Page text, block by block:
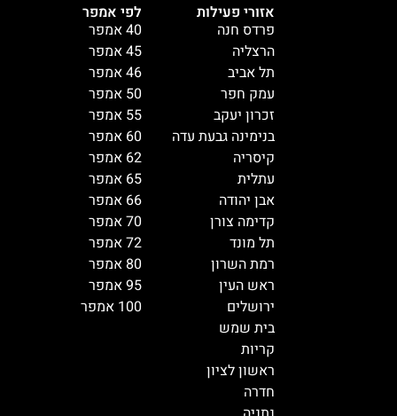
לפי אמפר
40 אמפר
45 אמפר
46 אמפר
50 אמפר
55 אמפר
60 אמפר
62 אמפר
65 אמפר
66 אמפר
70 אמפר
72 אמפר
80 אמפר
95 אמפר
100 אמפר
אזורי פעילות
פרדס חנה
הרצליה
תל אביב
עמק חפר
זכרון יעקב
בנימינה גבעת עדה
קיסריה
עתלית
אבן יהודה
קדימה צורן
תל מונד
רמת השרון
ראש העין
ירושלים
בית שמש
קריות
ראשון לציון
חדרה